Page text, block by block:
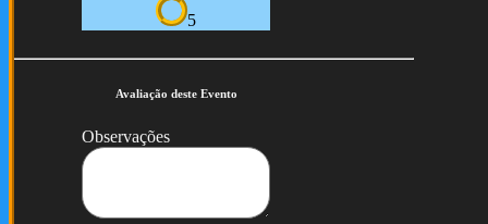
5
Avaliação deste Evento
Observações